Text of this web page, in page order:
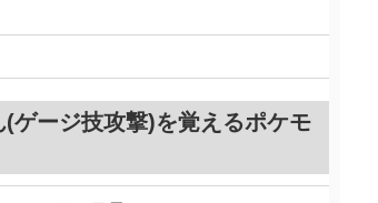
ゲージ技攻撃)を覚えるポケモ